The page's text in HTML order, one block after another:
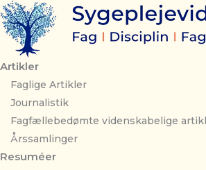
Gå
til
indholdet
Artikler
Faglige Artikler
Journalistik
Fagfællebedømte videnskabelige
Årssamlinger
Resuméer